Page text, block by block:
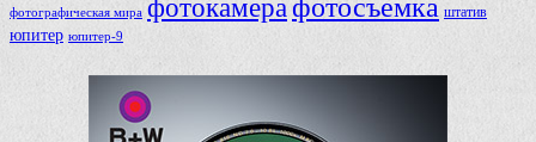
фотографическая мира фотокамера фотосъемка штатив
юпитер юпитер-9